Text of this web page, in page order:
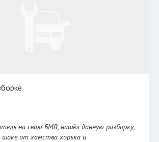
на свою БМВ, нашёл данную разборку,
шоке от хамства хорька и